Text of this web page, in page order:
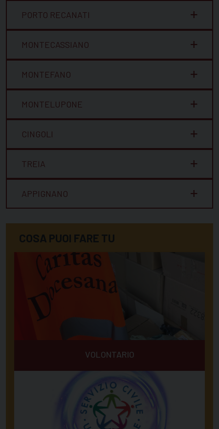
PORTO RECANATI
MONTECASSIANO
MONTEFANO
MONTELUPONE
CINGOLI
TREIA
APPIGNANO
COSA PUOI FARE TU
VOLONTARIO